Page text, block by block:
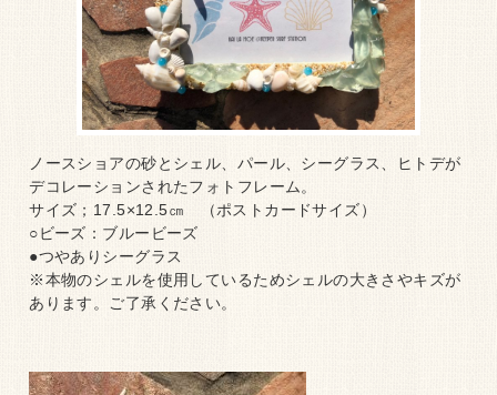
ノースショアの砂とシェル、パール、シーグラス、ヒトデが
デコレーションされたフォトフレーム。
サイズ；17.5×12.5㎝ （ポストカードサイズ）
○ビーズ：ブルービーズ
●つやありシーグラス
※本物のシェルを使用しているためシェルの大きさやキズが
あります。ご了承ください。